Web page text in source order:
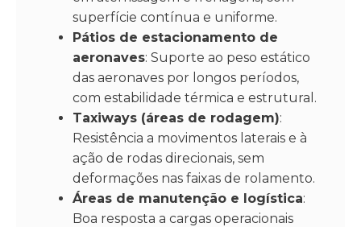
superfície contínua e uniforme.
Pátios de estacionamento de
aeronaves: Suporte ao peso estático
das aeronaves por longos períodos,
com estabilidade térmica e estrutural.
Taxiways (áreas de rodagem):
Resistência a movimentos laterais e à
ação de rodas direcionais, sem
deformações nas faixas de rolamento.
Áreas de manutenção e logística:
Boa resposta a cargas operacionais